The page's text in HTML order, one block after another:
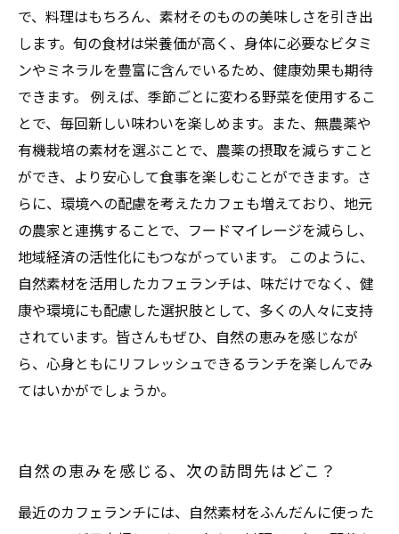
で、料理はもちろん、素材そのものの美味しさを引き出
します。旬の食材は栄養価が高く、身体に必要なビタミ
ンやミネラルを豊富に含んでいるため、健康効果も期待
できます。 例えば、季節ごとに変わる野菜を使用するこ
とで、毎回新しい味わいを楽しめます。また、無農薬や
有機栽培の素材を選ぶことで、農薬の摂取を減らすこと
ができ、より安心して食事を楽しむことができます。さ
らに、環境への配慮を考えたカフェも増えており、地元
の農家と連携することで、フードマイレージを減らし、
地域経済の活性化にもつながっています。 このように、
自然素材を活用したカフェランチは、味だけでなく、健
康や環境にも配慮した選択肢として、多くの人々に支持
されています。皆さんもぜひ、自然の恵みを感じなが
ら、心身ともにリフレッシュできるランチを楽しんでみ
てはいかがでしょうか。
自然の恵みを感じる、次の訪問先はどこ？
最近のカフェランチには、自然素材をふんだんに使った